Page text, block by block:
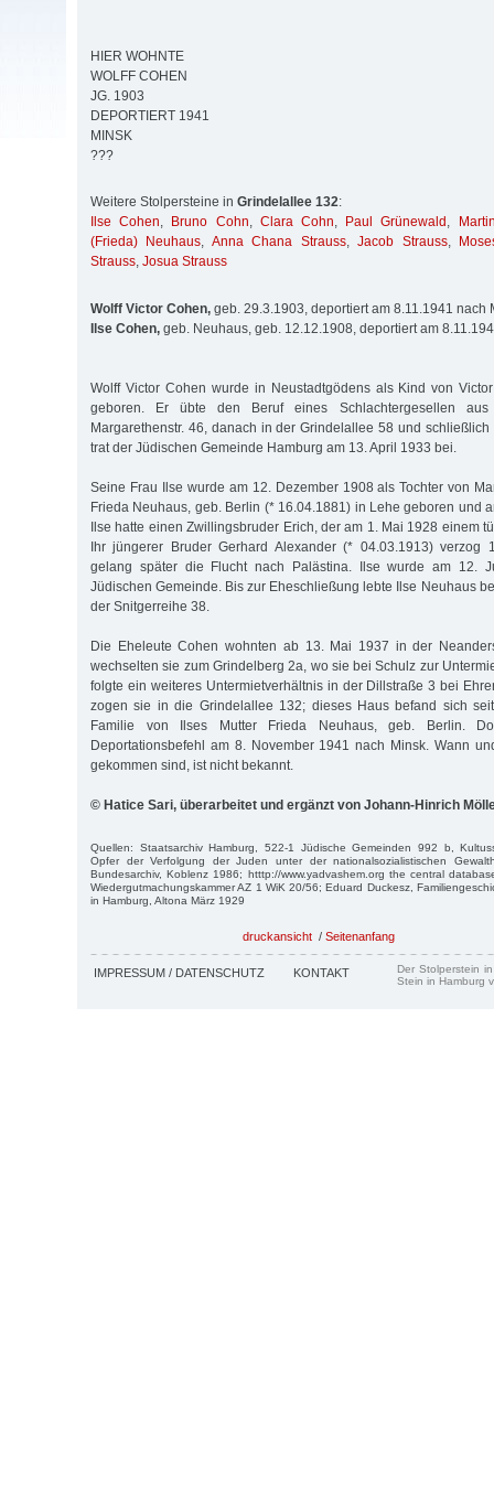
HIER WOHNTE
WOLFF COHEN
JG. 1903
DEPORTIERT 1941
MINSK
???
Weitere Stolpersteine in Grindelallee 132:
Ilse Cohen, Bruno Cohn, Clara Cohn, Paul Grünewald ,
(Frieda) Neuhaus, Anna Chana Strauss,Jacob Strauss,
Strauss, Josua Strauss
Wolff Victor Cohen, geb. 29.3.1903, deportiert am 8.11.1941 nach
Ilse Cohen, geb. Neuhaus, geb. 12.12.1908, deportiert am
Wolff Victor Cohen wurde in Neustadtgödens als Kind von
geboren. Er übte den Beruf eines Schlachtergesellen
Margarethenstr. 46, danach in der Grindelallee 58 und
trat der Jüdischen Gemeinde Hamburg am 13. April 1933 bei.
Seine Frau Ilse wurde am 12. Dezember 1908 als Tochter von
Frieda Neuhaus, geb. Berlin (* 16.04.1881) in Lehe geboren und
Ilse hatte einen Zwillingsbruder Erich, der am 1. Mai 1928 einem
Ihr jüngerer Bruder Gerhard Alexander (* 04.03.1913) verzog
gelang später die Flucht nach Palästina. Ilse wurde am 12.
Jüdischen Gemeinde. Bis zur Eheschließung lebte Ilse Neuhaus
der Snitgerreihe 38.
Die Eheleute Cohen wohnten ab 13. Mai 1937 in der
wechselten sie zum Grindelberg 2a, wo sie bei Schulz zur
folgte ein weiteres Untermietverhältnis in der Dillstraße 3 bei
zogen sie in die Grindelallee 132; dieses Haus befand sich
Familie von Ilses Mutter Frieda Neuhaus, geb. Berlin.
Deportationsbefehl am 8. November 1941 nach Minsk. Wann
gekommen sind, ist nicht bekannt.
© Hatice Sari, überarbeitet und ergänzt von Johann-Hinrich
Quellen: Staatsarchiv Hamburg, 522-1 Jüdische Gemeinden 992 b,
Opfer der Verfolgung der Juden unter der nationalsozialistischen
Bundesarchiv, Koblenz 1986; htttp://www.yadvashem.org the central
Wiedergutmachungskammer AZ 1 WiK 20/56; Eduard Duckesz,
in Hamburg, Altona März 1929
druckansicht / Seitenanfang
IMPRESSUM / DATENSCHUTZ KONTAKT
Der Stolperstein
Stein in Hamburg